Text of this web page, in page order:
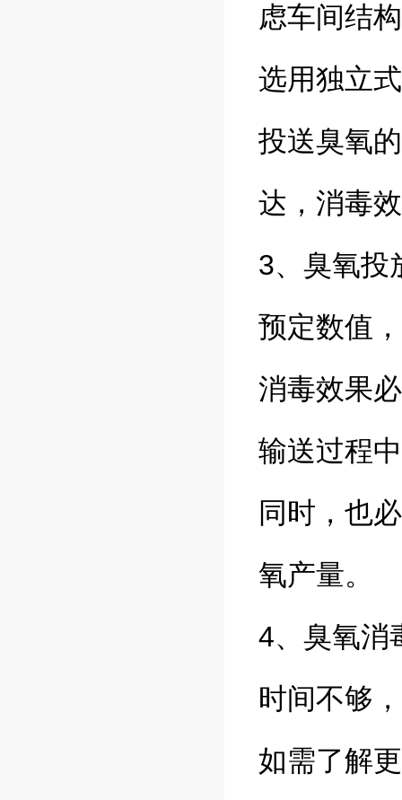
虑车间结
选用独立
投送臭氧
达，消毒
3、臭氧投
预定数值
消毒效果
输送过程
同时，也
氧产量。
4、臭氧消
时间不够
如需了解